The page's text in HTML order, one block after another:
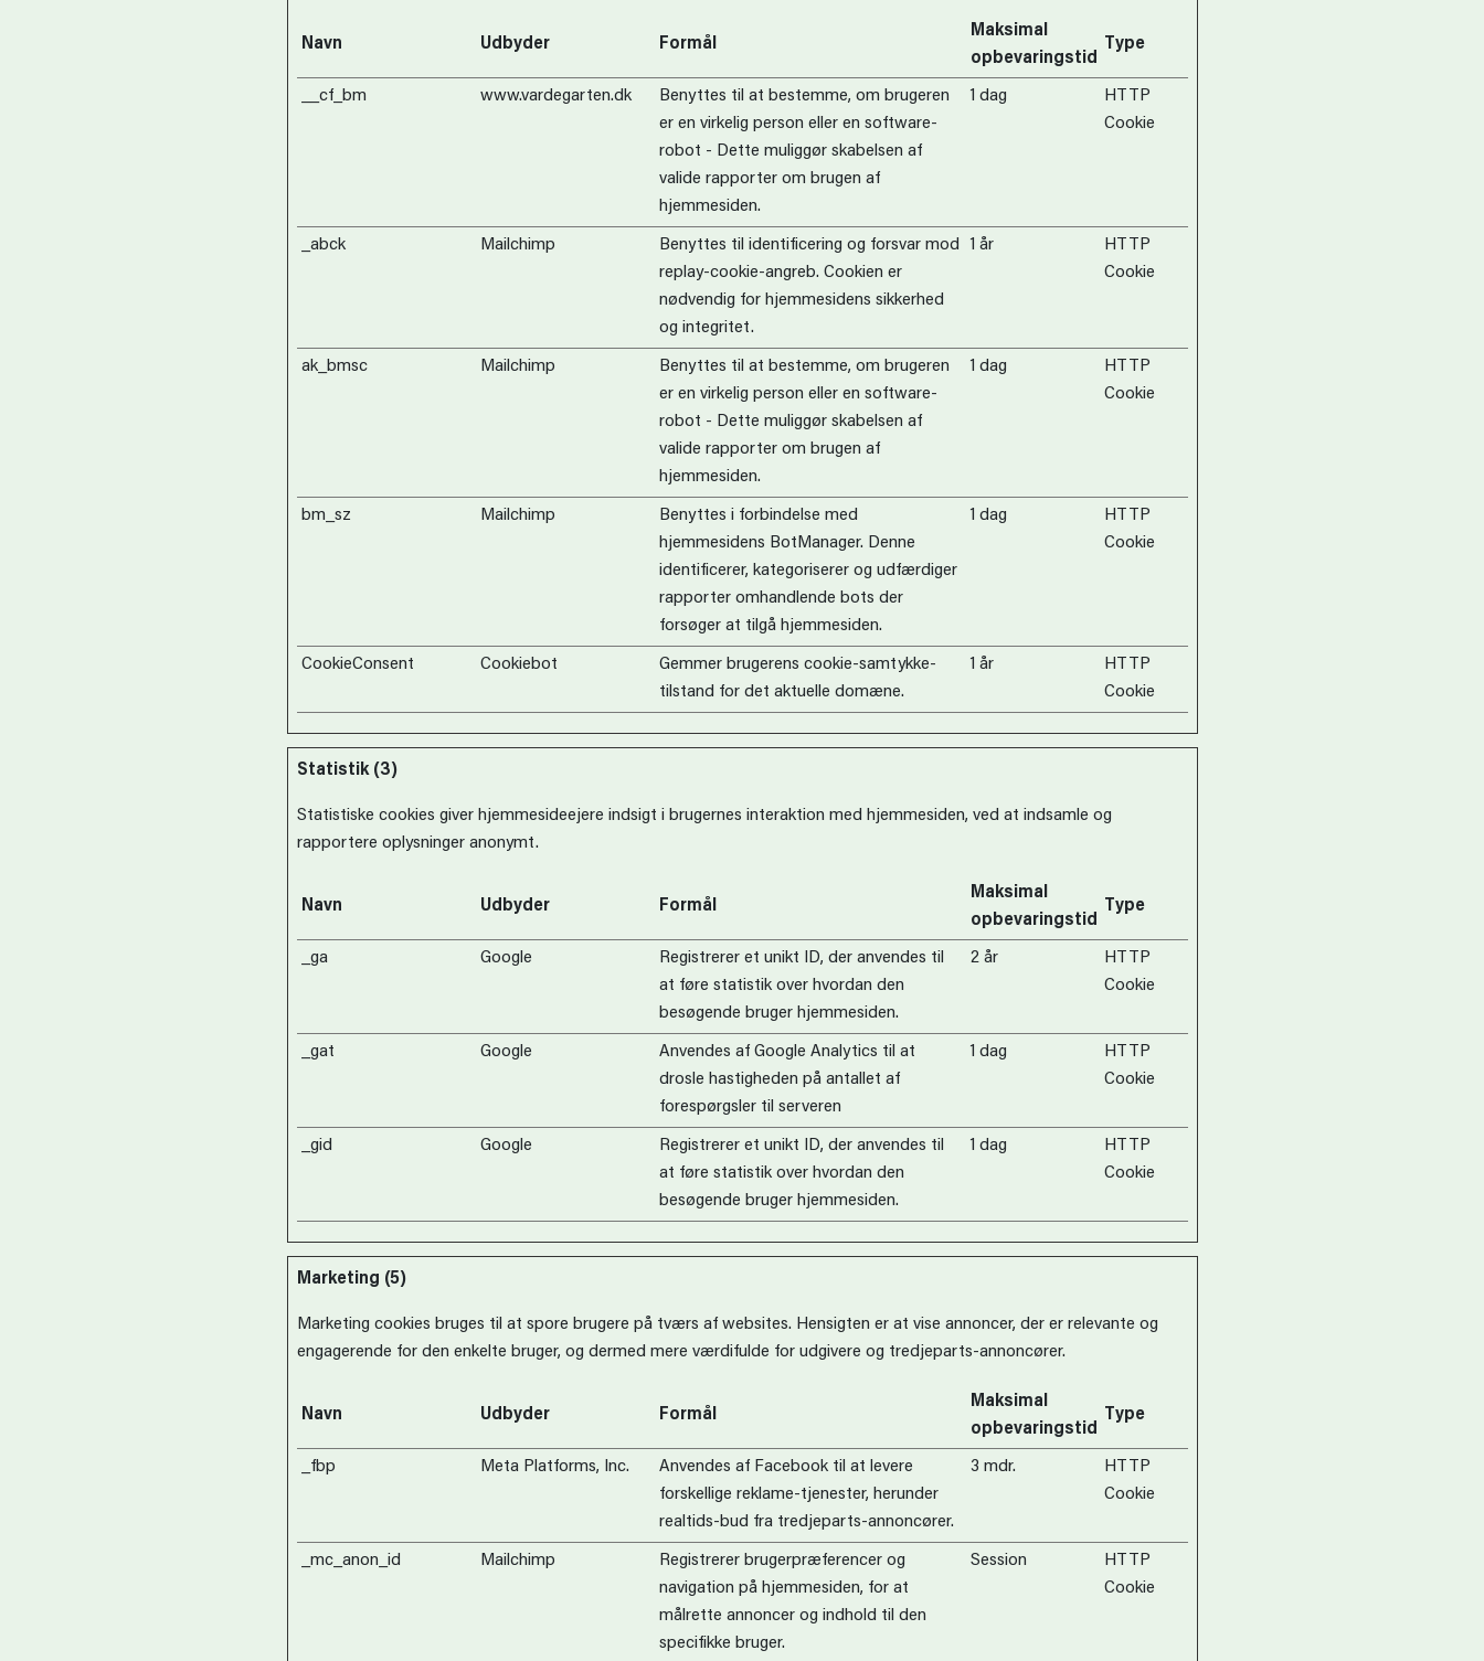
Navn Udbyder Formål
Maksimal
opbevaringstid
Type
__cf_bm www.vardegarten.dk
Benyttes til at bestemme, om brugeren
er en virkelig person eller en software-
robot - Dette muliggør skabelsen af
valide rapporter om brugen af
hjemmesiden.
1 dag
HTTP
Cookie
_abck Mailchimp
Benyttes til identificering og forsvar mod
replay-cookie-angreb. Cookien er
nødvendig for hjemmesidens sikkerhed
og integritet.
1 år
HTTP
Cookie
ak_bmsc Mailchimp
Benyttes til at bestemme, om brugeren
er en virkelig person eller en software-
robot - Dette muliggør skabelsen af
valide rapporter om brugen af
hjemmesiden.
1 dag
HTTP
Cookie
bm_sz Mailchimp
Benyttes i forbindelse med
hjemmesidens BotManager. Denne
identificerer, kategoriserer og udfærdiger
rapporter omhandlende bots der
forsøger at tilgå hjemmesiden.
1 dag
HTTP
Cookie
CookieConsent Cookiebot
Gemmer brugerens cookie-samtykke-
tilstand for det aktuelle domæne.
1 år
HTTP
Cookie
Statistik (3)
Statistiske cookies giver hjemmesideejere indsigt i brugernes interaktion med hjemmesiden, ved at indsamle og
rapportere oplysninger anonymt.
Navn Udbyder Formål
Maksimal
opbevaringstid
Type
_ga Google
Registrerer et unikt ID, der anvendes til
at føre statistik over hvordan den
besøgende bruger hjemmesiden.
2 år
HTTP
Cookie
_gat Google
Anvendes af Google Analytics til at
drosle hastigheden på antallet af
forespørgsler til serveren
1 dag
HTTP
Cookie
_gid Google
Registrerer et unikt ID, der anvendes til
at føre statistik over hvordan den
besøgende bruger hjemmesiden.
1 dag
HTTP
Cookie
Marketing (5)
Marketing cookies bruges til at spore brugere på tværs af websites. Hensigten er at vise annoncer, der er relevante og
engagerende for den enkelte bruger, og dermed mere værdifulde for udgivere og tredjeparts-annoncører.
Navn Udbyder Formål
Maksimal
opbevaringstid
Type
_fbp Meta Platforms, Inc.
Anvendes af Facebook til at levere
forskellige reklame-tjenester, herunder
realtids-bud fra tredjeparts-annoncører.
3 mdr.
HTTP
Cookie
_mc_anon_id Mailchimp
Registrerer brugerpræferencer og
navigation på hjemmesiden, for at
målrette annoncer og indhold til den
specifikke bruger.
Session
HTTP
Cookie